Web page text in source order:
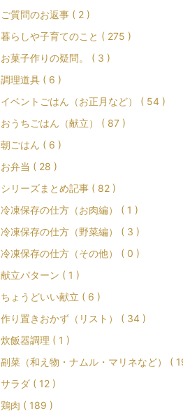
ご質問のお返事 ( 2 )
暮らしや子育てのこと ( 275 )
お菓子作りの疑問。 ( 3 )
調理道具 ( 6 )
イベントごはん（お正月など） ( 54 )
おうちごはん（献立） ( 87 )
朝ごはん ( 6 )
お弁当 ( 28 )
シリーズまとめ記事 ( 82 )
冷凍保存の仕方（お肉編） ( 1 )
冷凍保存の仕方（野菜編） ( 3 )
冷凍保存の仕方（その他） ( 0 )
献立パターン ( 1 )
ちょうどいい献立 ( 6 )
作り置きおかず（リスト） ( 34 )
炊飯器調理 ( 1 )
副菜（和え物・ナムル・マリネなど） (
サラダ ( 12 )
鶏肉 ( 189 )